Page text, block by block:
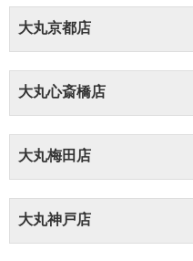
大丸京都店
大丸心斎橋店
大丸梅田店
大丸神戸店